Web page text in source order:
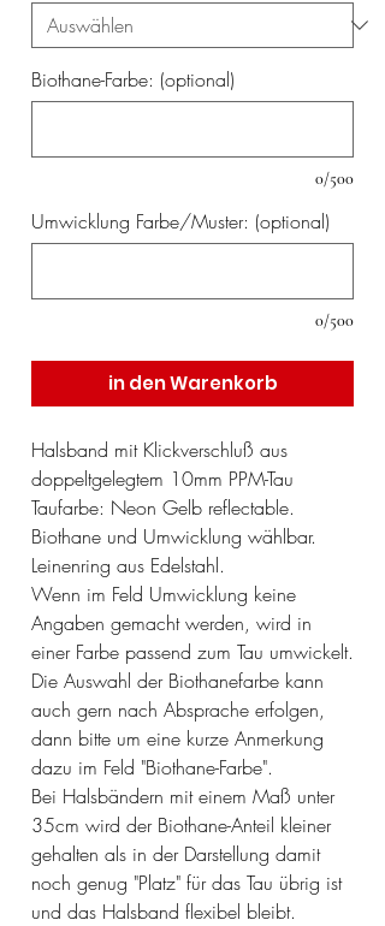
Biothane-Farbe: (optional)
0/500
Umwicklung Farbe/Muster: (optional)
0/500
in den Warenkorb
Halsband mit Klickverschluß aus
doppeltgelegtem 10mm PPM-Tau
Taufarbe: Neon Gelb reflectable.
Biothane und Umwicklung wählbar.
Leinenring aus Edelstahl.
Wenn im Feld Umwicklung keine
Angaben gemacht werden, wird in
einer Farbe passend zum Tau umwickelt.
Die Auswahl der Biothanefarbe kann
auch gern nach Absprache erfolgen,
dann bitte um eine kurze Anmerkung
dazu im Feld "Biothane-Farbe".
Bei Halsbändern mit einem Maß unter
35cm wird der Biothane-Anteil kleiner
gehalten als in der Darstellung damit
noch genug "Platz" für das Tau übrig ist
und das Halsband flexibel bleibt.